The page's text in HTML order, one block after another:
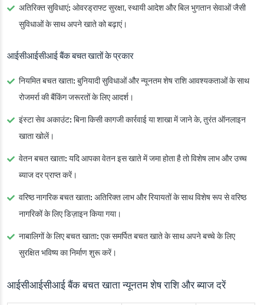
अतिरिक्त सुविधाएं: ओवरड्राफ्ट सुरक्षा, स्थायी आदेश और बिल भुगतान सेवाओं जैसी
सुविधाओं के साथ अपने खाते को बढ़ाएं।
आईसीआईसीआई बैंक बचत खातों के प्रकार
नियमित बचत खाता: बुनियादी सुविधाओं और न्यूनतम शेष राशि आवश्यकताओं के साथ
रोजमर्रा की बैंकिंग जरूरतों के लिए आदर्श।
इंस्टा सेव अकाउंट: बिना किसी कागजी कार्रवाई या शाखा में जाने के, तुरंत ऑनलाइन
खाता खोलें।
वेतन बचत खाता: यदि आपका वेतन इस खाते में जमा होता है तो विशेष लाभ और उच्च
ब्याज दर प्राप्त करें।
वरिष्ठ नागरिक बचत खाता: अतिरिक्त लाभ और रियायतों के साथ विशेष रूप से वरिष्ठ
नागरिकों के लिए डिज़ाइन किया गया।
नाबालिगों के लिए बचत खाता: एक समर्पित बचत खाते के साथ अपने बच्चे के लिए
सुरक्षित भविष्य का निर्माण शुरू करें।
आईसीआईसीआई बैंक बचत खाता न्यूनतम शेष राशि और ब्याज दरें